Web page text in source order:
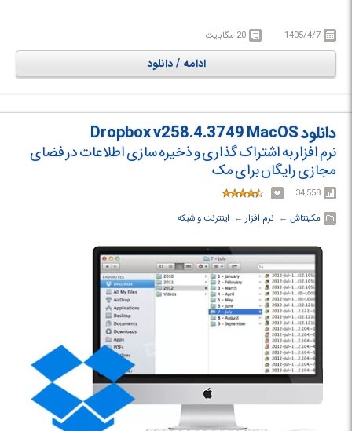
محتویات پوشه ها را انتخاب کنید.
1405/4/7 20 مگابایت
ادامه / دانلود
دانلود Dropbox v258.4.3749 MacOS
نرم افزار به اشتراک گذاری و ذخیره سازی اطلاعات در فضای
مجازی رایگان برای مک
34,558
مکینتاش ← ‏ نرم افزار ← ‏ اینترنت و شبکه